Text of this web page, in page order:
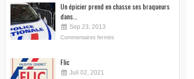
Un épicier prend en chasse ses braqueurs
dans...
Sep 23, 2013
Commentaires fermés
Flic
Juil 02, 2021